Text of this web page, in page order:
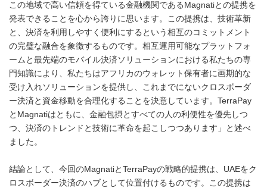
この地域で高い信頼を得ている金融機関であるMagnatiとの提携を
発表できることを心から誇りに思います。この提携は、技術革新
と、決済を利用しやすく便利にするという相互のコミットメント
の完璧な融合を象徴するものです。相互運用可能なプラットフォ
ームと最先端のモバイル決済ソリューションにおける私たちの専
門知識により、私たちはアフリカのウォレット保有者に画期的な
受け入れソリューションを提供し、これまでにないクロスボーダ
ー決済と資金移動を合理化することを決意しています。TerraPay
とMagnatiはともに、金融包摂とすべての人の利便性を優先しつ
つ、決済のトレンドと技術に革命を起こしつつあります」と述べ
ました。
結論として、今回のMagnatiとTerraPayの戦略的提携は、UAEをク
ロスボーダー決済のハブとして位置付けるものです。この提携は